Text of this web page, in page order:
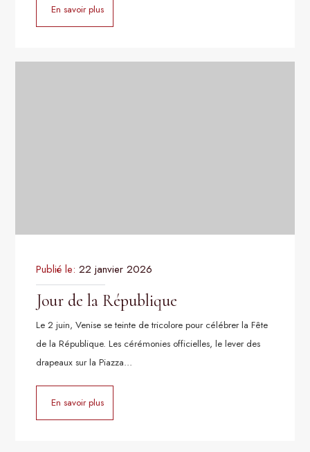
En savoir plus
Publié le: 22 janvier 2026
Jour de la République
Le 2 juin, Venise se teinte de tricolore pour célébrer la Fête
de la République. Les cérémonies officielles, le lever des
drapeaux sur la Piazza…
En savoir plus